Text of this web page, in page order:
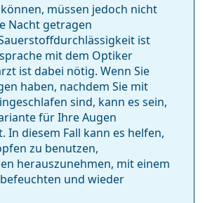
müssen jedoch nicht
Nacht getragen
ist
mit dem Optiker
ist dabei nötig. Wenn Sie
haben, nachdem Sie mit
sind, kann es sein,
für Ihre Augen
In diesem Fall kann es helfen,
zu benutzen,
herauszunehmen, mit einem
und wieder